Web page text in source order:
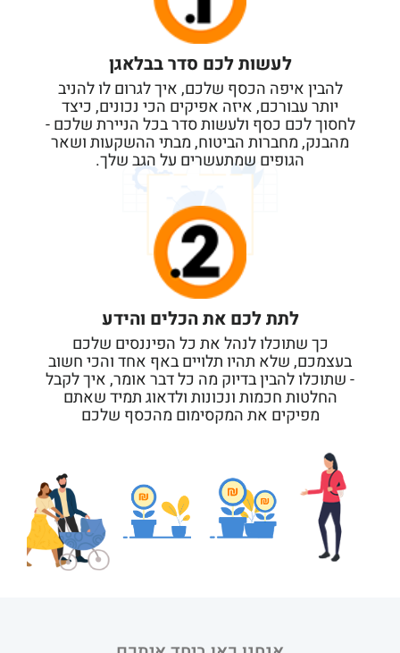
לעשות לכם סדר בבלאגן
להבין איפה הכסף שלכם, איך לגרום לו להניב
יותר עבורכם, איזה אפיקים הכי נכונים, כיצד
לחסוך לכם כסף ולעשות סדר בכל הניירת שלכם -
מהבנק, מחברות הביטוח, מבתי ההשקעות ושאר
הגופים שמתעשרים על הגב שלך.
לתת לכם את הכלים והידע
כך שתוכלו לנהל את כל הפיננסים שלכם
בעצמכם, שלא תהיו תלויים באף אחד והכי חשוב
- שתוכלו להבין בדיוק מה כל דבר אומר, איך לקבל
החלטות חכמות ונכונות ולדאוג תמיד שאתם
מפיקים את המקסימום מהכסף שלכם